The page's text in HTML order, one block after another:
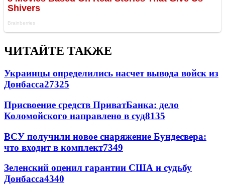
ЧИТАЙТЕ ТАКЖЕ
Украинцы определились насчет вывода войск из
Донбасса27325
Присвоение средств ПриватБанка: дело
Коломойского направлено в суд8135
ВСУ получили новое снаряжение Бундесвера:
что входит в комплект7349
Зеленский оценил гарантии США и судьбу
Донбасса4340